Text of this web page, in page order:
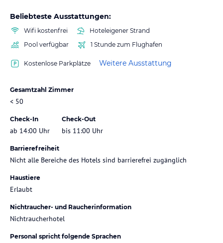
Beliebteste Ausstattungen:
Wifi kostenfrei
Hoteleigener Strand
Pool verfügbar
1 Stunde zum Flughafen
Kostenlose Parkplätze Weitere Ausstattung
Gesamtzahl Zimmer
< 50
Check-In
ab 14:00 Uhr
Check-Out
bis 11:00 Uhr
Barrierefreiheit
Nicht alle Bereiche des Hotels sind barrierefrei zugänglich
Haustiere
Erlaubt
Nichtraucher- und Raucherinformation
Nichtraucherhotel
Personal spricht folgende Sprachen